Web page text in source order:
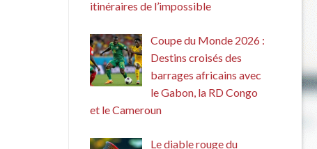
itinéraires de l’impossible
Coupe du Monde 2026 :
Destins croisés des
barrages africains avec
le Gabon, la RD Congo
et le Cameroun
Le diable rouge du